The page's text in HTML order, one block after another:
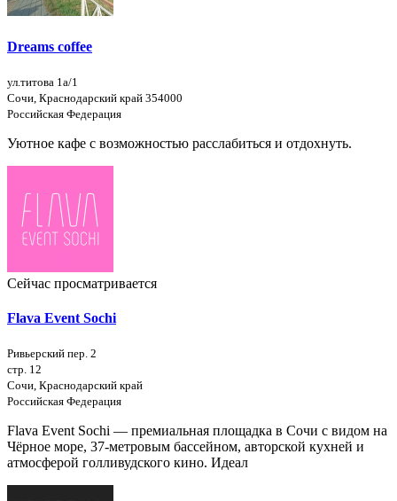
Dreams coffee
ул.титова 1a/1
Сочи, Краснодарский край 354000
Российская Федерация
Уютное кафе с возможностью расслабиться и отдохнуть.
Сейчас просматривается
Flava Event Sochi
Ривьерский пер. 2
стр. 12
Сочи, Краснодарский край
Российская Федерация
Flava Event Sochi — премиальная площадка в Сочи с видом на
Чёрное море, 37-метровым бассейном, авторской кухней и
атмосферой голливудского кино. Идеал